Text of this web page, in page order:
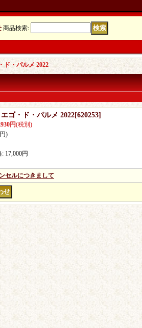
商品検索:
ド・パルメ 2022
ゴ・ド・パルメ 2022[620253]
円(税別)
)
: 17,000円
セルにつきまして